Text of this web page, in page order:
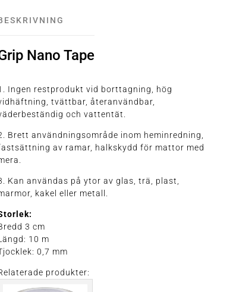
Nano Tape
Ingen restprodukt vid borttagning, hög
tvättbar, återanvändbar,
och vattentät.
Brett användningsområde inom heminredning,
av ramar, halkskydd för mattor med
Kan användas på ytor av glas, trä, plast,
kakel eller metall.
3 cm
10 m
0,7 mm
produkter: